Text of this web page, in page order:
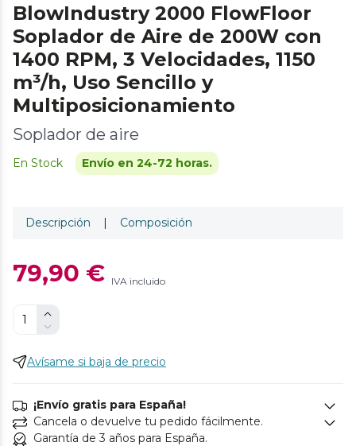
BlowIndustry 2000 FlowFloor
Soplador de Aire de 200W con
1400 RPM, 3 Velocidades, 1150
m³/h, Uso Sencillo y
Multiposicionamiento
Soplador de aire
En Stock Envío en 24-72 horas.
Descripción | Composición
79,90 € IVA incluido
Avísame si baja de precio
¡Envío gratis para España!
Cancela o devuelve tu pedido fácilmente.
Garantía de 3 años para España.